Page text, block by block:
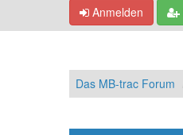
Anmelden
Das MB-trac Forum